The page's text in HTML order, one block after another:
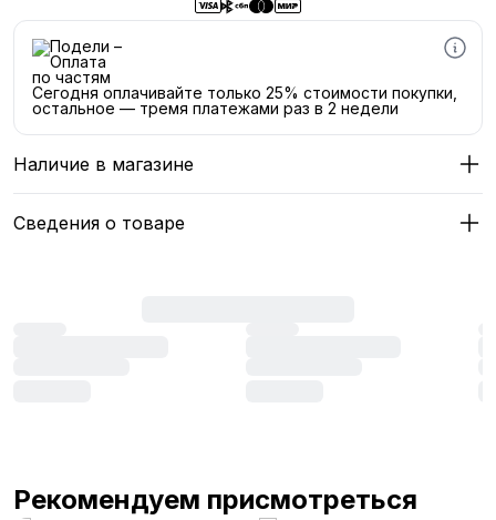
Сегодня оплачивайте только 25% стоимости покупки,
остальное — тремя платежами раз в 2 недели
Наличие в магазине
Сведения о товаре
Рекомендуем присмотреться